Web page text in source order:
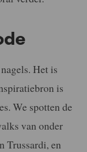
Het is
is
We spotten de
van onder
Trussardi, en